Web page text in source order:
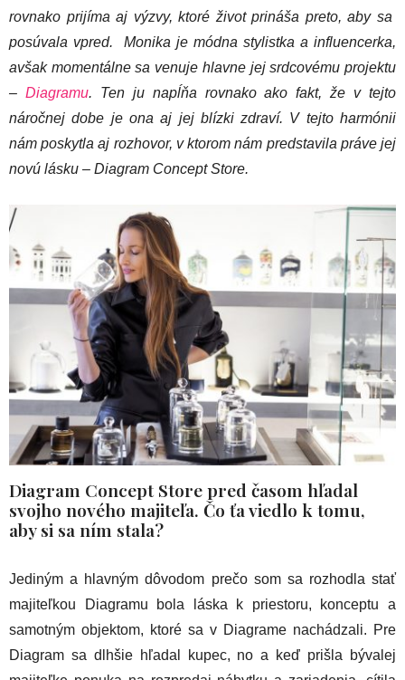
rovnako prijíma aj výzvy, ktoré život prináša preto, aby sa
posúvala vpred. Monika je módna stylistka a influencerka,
avšak momentálne sa venuje hlavne jej srdcovému projektu
– Diagramu. Ten ju napĺňa rovnako ako fakt, že v tejto
náročnej dobe je ona aj jej blízki zdraví. V tejto harmónii
nám poskytla aj rozhovor, v ktorom nám predstavila práve jej
novú lásku – Diagram Concept Store.
Diagram Concept Store pred časom hľadal
svojho nového majiteľa. Čo ťa viedlo k tomu,
aby si sa ním stala?
Jediným a hlavným dôvodom prečo som sa rozhodla stať
majiteľkou Diagramu bola láska k priestoru, konceptu a
samotným objektom, ktoré sa v Diagrame nachádzali. Pre
Diagram sa dlhšie hľadal kupec, no a keď prišla bývalej